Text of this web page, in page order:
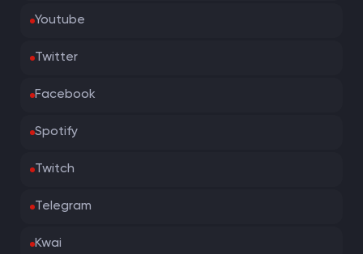
Youtube
Twitter
Facebook
Spotify
Twitch
Telegram
Kwai